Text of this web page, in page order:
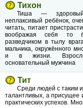
Тихон
Тиша —
неплаксивый ребёнок,
читать, питает
воображая себя то
разведчиком в тылу
мальчика, окружённого
и в жизни.
основательный мужчина
Тит
Среди людей с таким
талантливых, а присущее
практических успехов.